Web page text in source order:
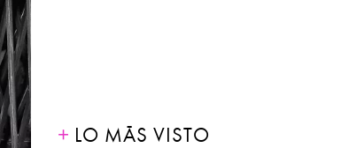
LO MÁS VISTO